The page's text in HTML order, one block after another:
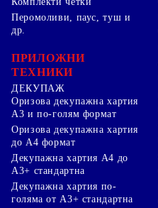
Перомоливи, паус, туш и
др.
ПРИЛОЖНИ
ТЕХНИКИ
ДЕКУПАЖ
Оризова декупажна хартия
А3 и по-голям формат
Оризова декупажна хартия
до А4 формат
Декупажна хартия А4 до
А3+ стандартна
Декупажна хартия по-
голяма от А3+ стандартна